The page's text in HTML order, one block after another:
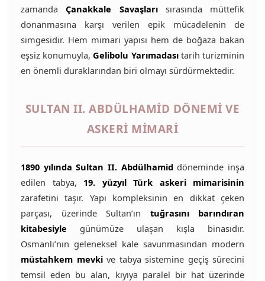
zamandaÇanakkale Savaşlarısırasında müttefik
donanmasına karşı verilen epik mücadelenin de
simgesidir. Hem mimari yapısı hem de boğaza bakan
eşsiz konumuyla,Gelibolu Yarımadasıtarih turizminin
en önemli duraklarından biri olmayı sürdürmektedir.
SULTAN II. ABDÜLHAMID DÖNEMI VE
ASKERI MIMARI
1890 yılında Sultan II. Abdülhamiddöneminde inşa
edilen tabya, 19. yüzyıl Türk askeri mimarisinin
zarafetini taşır. Yapı kompleksinin en dikkat çeken
parçası, üzerinde Sultan’ın tuğrasını barındıran
kitabesiyle günümüze ulaşan kışla binasıdır.
Osmanlı’nın geleneksel kale savunmasından modern
müstahkem mevkive tabya sistemine geçiş sürecini
temsil eden bu alan, kıyıya paralel bir hat üzerinde